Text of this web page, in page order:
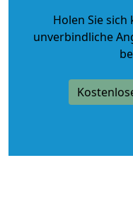
Holen Sie
unverbindliche